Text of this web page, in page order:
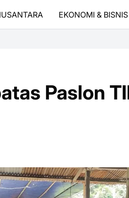
EKONOMI & BISNIS
BNI Perkuat
Paslon